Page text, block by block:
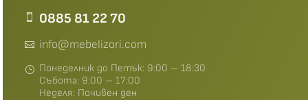
0885 81 22 70
info@mebelizori.com
Понеделник до Петък: 9:00 – 18:30
Събота: 9:00 – 17:00
Неделя: Почивен ден